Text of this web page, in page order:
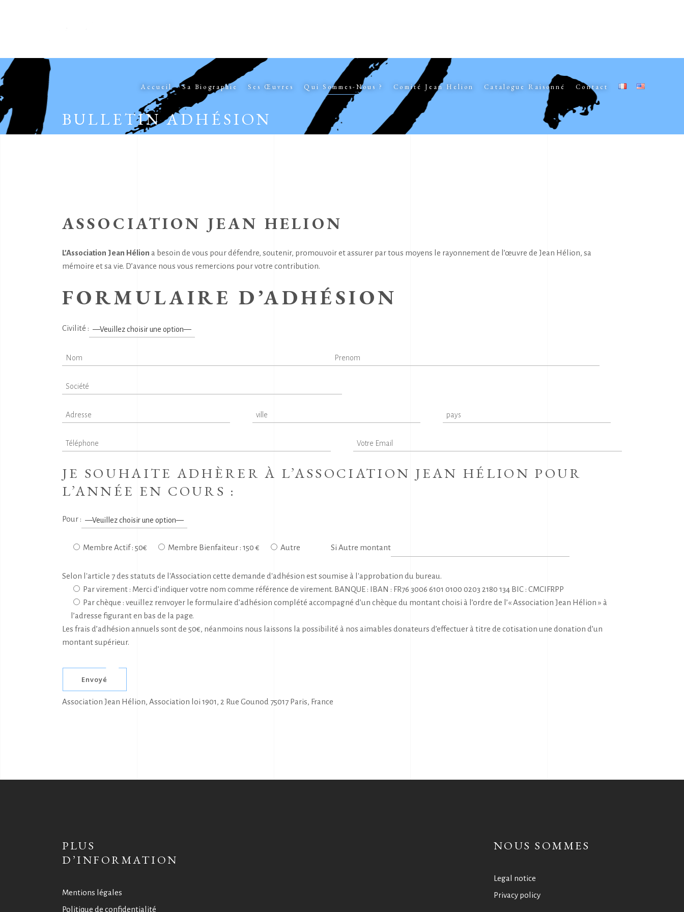
Accueil Sa Biographie Ses Œuvres Qui Sommes-Nous ? Comité Jean Helion Catalogue Raisonné Contact
BULLETIN ADHÉSION
ASSOCIATION JEAN HELION
L’Association Jean Hélion a besoin de vous pour défendre, soutenir, promouvoir et assurer par tous moyens le rayonnement de l’œuvre de Jean Hélion, sa
mémoire et sa vie. D’avance nous vous remercions pour votre contribution.
FORMULAIRE D’ADHÉSION
Civilité :
JE SOUHAITE ADHÈRER À L’ASSOCIATION JEAN HÉLION POUR
L’ANNÉE EN COURS :
Pour :
Membre Actif : 50€ Membre Bienfaiteur : 150 € Autre Si Autre montant
Selon l'article 7 des statuts de l'Association cette demande d'adhésion est soumise à l'approbation du bureau.
Par virement : Merci d’indiquer votre nom comme référence de virement. BANQUE : IBAN : FR76 3006 6101 0100 0203 2180 134 BIC : CMCIFRPP
Par chèque : veuillez renvoyer le formulaire d’adhésion complété accompagné d’un chèque du montant choisi à l’ordre de l’« Association Jean Hélion » à
l’adresse figurant en bas de la page.
Les frais d’adhésion annuels sont de 50€, néanmoins nous laissons la possibilité à nos aimables donateurs d’effectuer à titre de cotisation une donation d’un
montant supérieur.
Envoyé
Association Jean Hélion, Association loi 1901, 2 Rue Gounod 75017 Paris, France
PLUS
D’INFORMATION
Mentions légales
Politique de confidentialité
NOUS SOMMES
Legal notice
Privacy policy